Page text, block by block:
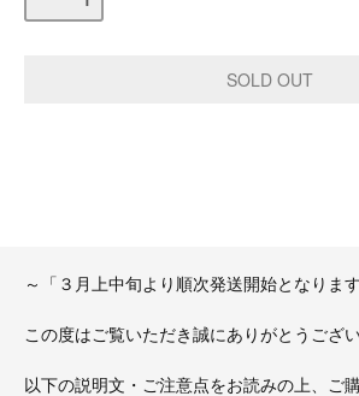
～「３月上中旬より順次発送開始となりま
この度はご覧いただき誠にありがとうござい
以下の説明文・ご注意点をお読みの上、ご